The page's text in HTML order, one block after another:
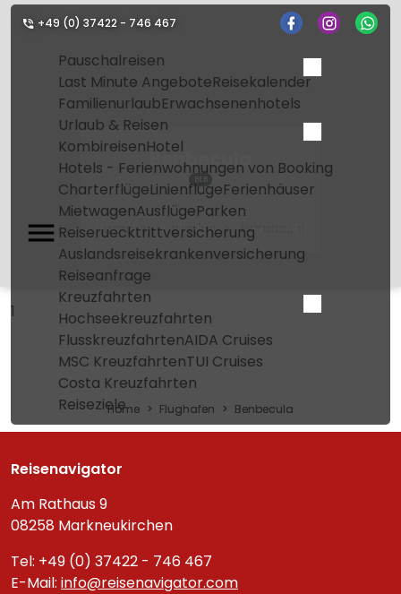
+49 (0) 37422 - 746 467
Pauschalreisen
Last Minute AngeboteReisekalender
FamilienurlaubErwachsenenhotels
Urlaub & Reisen
KombireisenHotel
Hotels - Ferienwohnungen von Booking
CharterflügeLinienflügeFerienhäuser
MietwagenAusflügeParken
Reiseruecktrittversicherung
Auslandsreisekrankenversicherung
Reiseanfrage
Kreuzfahrten
Hochseekreuzfahrten
FlusskreuzfahrtenAIDA Cruises
MSC KreuzfahrtenTUI Cruises
Costa Kreuzfahrten
Reiseziele
Benbecula
BEB
Home Flughafen Benbecula
1
Home Flughafen Benbecula
Reisenavigator
Am Rathaus 9
08258 Markneukirchen
Tel: +49 (0) 37422 - 746 467
E-Mail: info@reisenavigator.com